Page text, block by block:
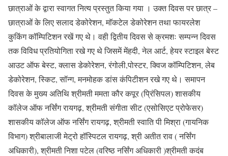
छात्राओं के द्वारा स्वागत नित्य प्रस्तुत किया गया । उक्त दिवस पर छात्र –
छात्राओं के लिए सलाद डेकोरेशन, माॅकटेल डेकोरेशन तथा फायरलेश
कुकिंग कॉम्पिटिशन रखें गए थे। वही द्वितीय दिवस से क्रमशः सम्पन्न दिवस
तक विविध प्रतियोगिता रखे गए थे जिसमें मेंहदी, नेल आर्ट, हेयर स्टाइल बेस्ट
आउट ऑफ बेस्ट, क्लास डेकोरेशन, रंगोली,पोस्टर, क्विज कॉम्पिटिशन, लेब
डेकोरेशन, स्किट, सॉन्ग, मनमोहक डांस कंपिटीशन रखे गए थे। समापन
दिवस के मुख्य अतिथि श्रीमती ममता कौर कपूर (प्रिंसिपल) शासकीय
कॉलेज ऑफ नर्सिंग रायगढ़, श्रीमती संगीता सीट (एसोसिएट प्रोफेसर)
शासकीय कॉलेज ऑफ नर्सिंग रायगढ़, श्रीमती स्वाति पी मिश्रा (गायनिक
विभाग) श्रीबालाजी मेट्रो हॉस्पिटल रायगढ़, श्री अतीत राव ( नर्सिंग
अधिकारी), श्रीमती निशा पटेल (वरिष्ठ नर्सिंग अधिकारी )श्रीमती कदंब